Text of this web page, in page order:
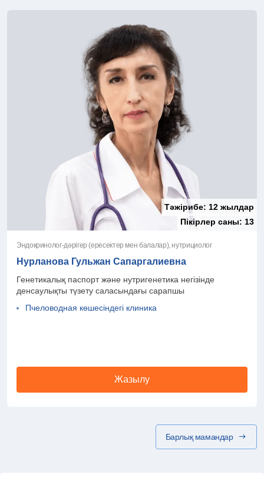
Тәжірибе: 12 жылдар
Пікірлер саны: 13
Эндокринолог-дәрігер (ересектер мен балалар), нутрициолог
Нурланова Гульжан Сапаргалиевна
Генетикалық паспорт және нутригенетика негізінде
денсаулықты түзету саласындағы сарапшы
Пчеловодная көшесіндегі клиника
Жазылу
Барлық мамандар